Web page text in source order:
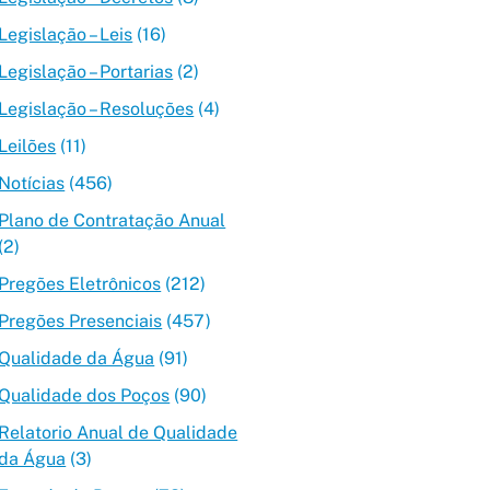
– Leis (16)
– Portarias (2)
– Resoluções (4)
(11)
(456)
de Contratação Anual
Eletrônicos (212)
Presenciais (457)
da Água (91)
dos Poços (90)
Anual de Qualidade
Água (3)